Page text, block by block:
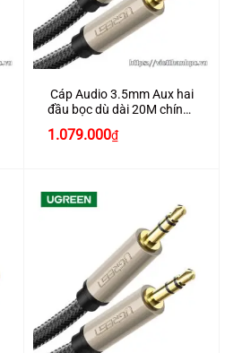
Cáp Audio 3.5mm Aux hai
đầu bọc dù dài 20M chính
1.079.000₫